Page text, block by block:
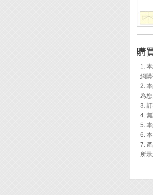
1.
網
2.
為您
3.
4.
5.
6.
7.
所